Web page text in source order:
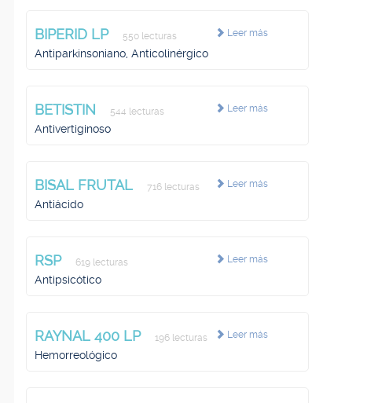
Leer más
BIPERID LP 550 lecturas
Antiparkinsoniano, Anticolinérgico
Leer más
BETISTIN 544 lecturas
Antivertiginoso
Leer más
BISAL FRUTAL 716 lecturas
Antiácido
Leer más
RSP 619 lecturas
Antipsicótico
Leer más
RAYNAL 400 LP 196 lecturas
Hemorreológico